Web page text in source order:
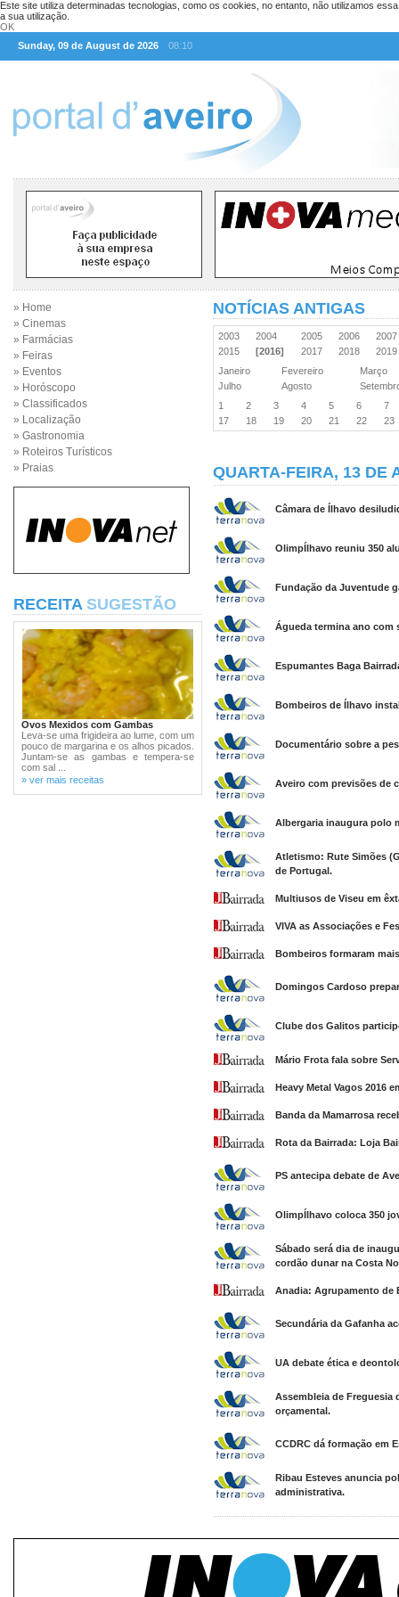
Este site utiliza determinadas tecnologias, como os cookies, no entanto, não utilizamos
a sua utilização.
OK
Sunday, 09 de August de 2026
08:10
» Home
» Cinemas
» Farmácias
» Feiras
» Eventos
» Horóscopo
» Classificados
» Localização
» Gastronomia
» Roteiros Turísticos
» Praias
RECEITA SUGESTÃO
Ovos Mexidos com Gambas
Leva-se uma frigideira ao lume, com um
pouco de margarina e os alhos picados.
Juntam-se as gambas e tempera-se
com sal ...
» ver mais receitas
NOTÍCIAS ANTIGAS
2003 2004 2005 2006
2015
[2016] 2017 2018
Janeiro
Fevereiro
Março
Julho
Agosto
1
2 3 4 5 6
7
17
18 19 20 21 22 23
QUARTA-FEIRA, 13 DE
Câmara de Ílhavo
OlimpÍlhavo reuniu 350
Fundação da Juventude
Águeda termina ano com
Espumantes Baga
Bombeiros de Ílhavo
Documentário sobre a
Aveiro com previsões de
Albergaria inaugura polo
Atletismo: Rute Simões
de Portugal.
Multiusos de Viseu em
VIVA as Associações e
Bombeiros formaram
Domingos Cardoso
Clube dos Galitos
Mário Frota fala sobre
Heavy Metal Vagos 2016
Banda da Mamarrosa
Rota da Bairrada: Loja
PS antecipa debate de
OlimpÍlhavo coloca 350
Sábado será dia de
cordão dunar na Costa
Anadia: Agrupamento de
Secundária da Gafanha
UA debate ética e
Assembleia de Freguesia
orçamental.
CCDRC dá formação em
Ribau Esteves anuncia
administrativa.